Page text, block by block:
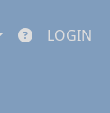
LOGIN